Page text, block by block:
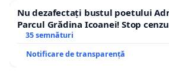
Nu dezafectați bustul poetului
Parcul Grădina Icoanei! Stop
35 semnături
Notificare de transparență